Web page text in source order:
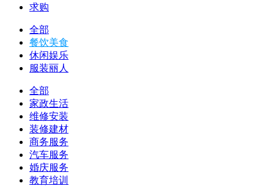
求购
全部
餐饮美食
休闲娱乐
服装丽人
全部
家政生活
维修安装
装修建材
商务服务
汽车服务
婚庆服务
教育培训